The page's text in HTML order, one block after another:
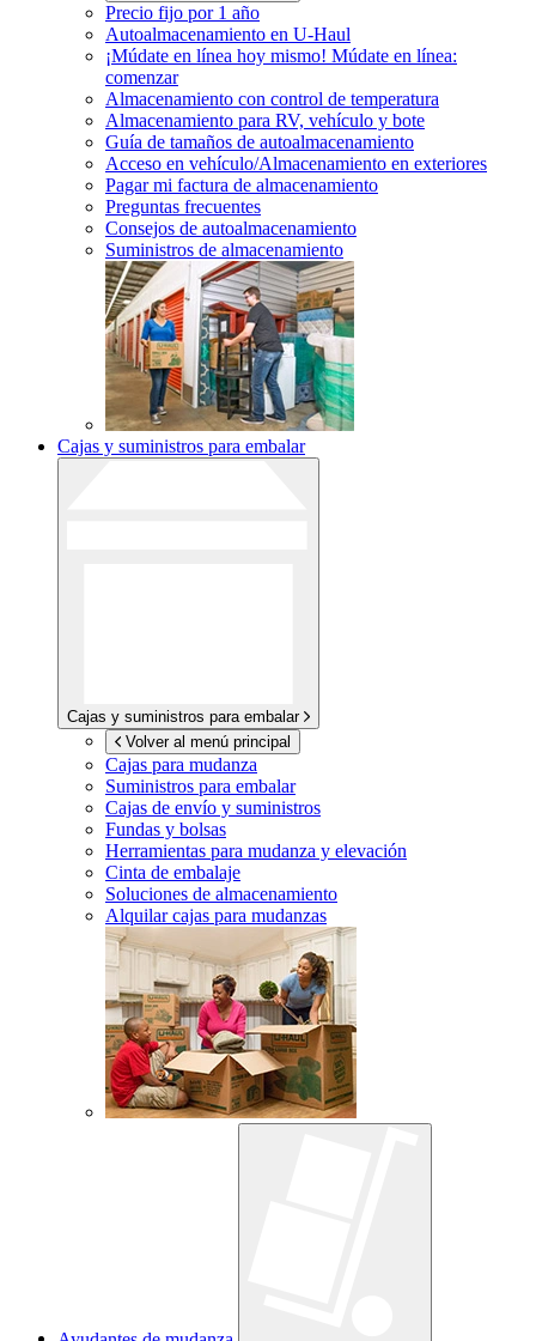
Precio fijo por 1 año
Autoalmacenamiento en U-Haul
¡Múdate en línea hoy mismo! Múdate en línea:
comenzar
Almacenamiento con control de temperatura
Almacenamiento para RV, vehículo y bote
Guía de tamaños de autoalmacenamiento
Acceso en vehículo/Almacenamiento en exteriores
Pagar mi factura de almacenamiento
Preguntas frecuentes
Consejos de autoalmacenamiento
Suministros de almacenamiento
Cajas y suministros para embalar
Cajas y suministros para embalar
Volver al menú principal
Cajas para mudanza
Suministros para embalar
Cajas de envío y suministros
Fundas y bolsas
Herramientas para mudanza y elevación
Cinta de embalaje
Soluciones de almacenamiento
Alquilar cajas para mudanzas